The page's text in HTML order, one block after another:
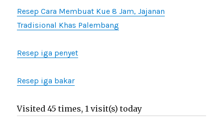
Resep Cara Membuat Kue 8 Jam, Jajanan
Tradisional Khas Palembang
Resep iga penyet
Resep iga bakar
Visited 45 times, 1 visit(s) today